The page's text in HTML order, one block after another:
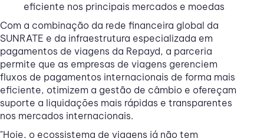
eficiente nos principais mercados e moedas
Com a combinação da rede financeira global da
SUNRATE e da infraestrutura especializada em
pagamentos de viagens da Repayd, a parceria
permite que as empresas de viagens gerenciem
fluxos de pagamentos internacionais de forma mais
eficiente, otimizem a gestão de câmbio e ofereçam
suporte a liquidações mais rápidas e transparentes
nos mercados internacionais.
"Hoje, o ecossistema de viagens já não tem